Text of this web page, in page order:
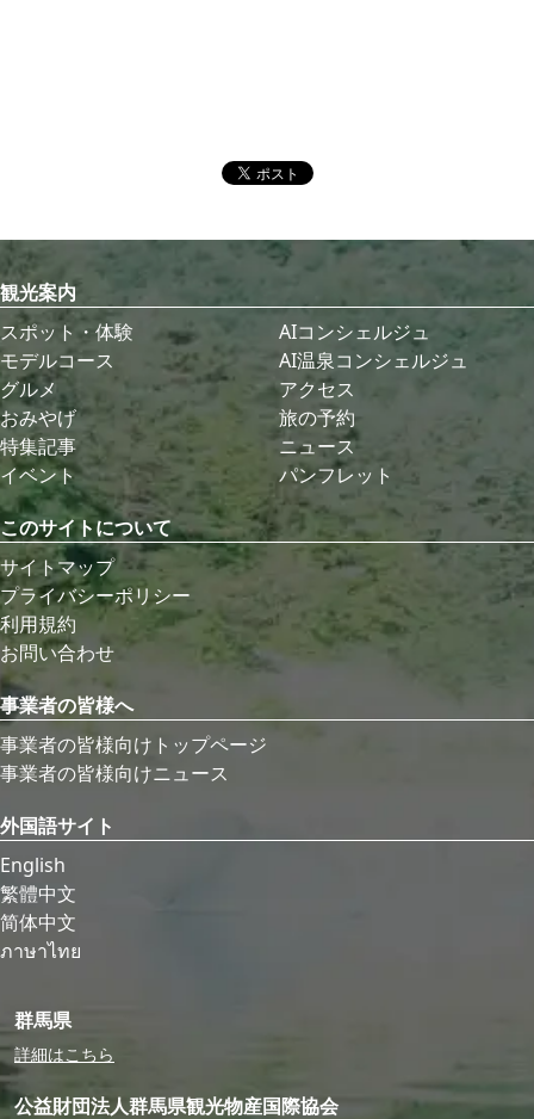
観光案内
スポット・体験
モデルコース
グルメ
おみやげ
特集記事
イベント
AIコンシェルジュ
AI温泉コンシェルジュ
アクセス
旅の予約
ニュース
パンフレット
このサイトについて
サイトマップ
プライバシーポリシー
利用規約
お問い合わせ
事業者の皆様へ
事業者の皆様向けトップページ
事業者の皆様向けニュース
外国語サイト
English
繁體中文
简体中文
ภาษาไทย
群馬県
詳細はこちら
公益財団法人群馬県観光物産国際協会